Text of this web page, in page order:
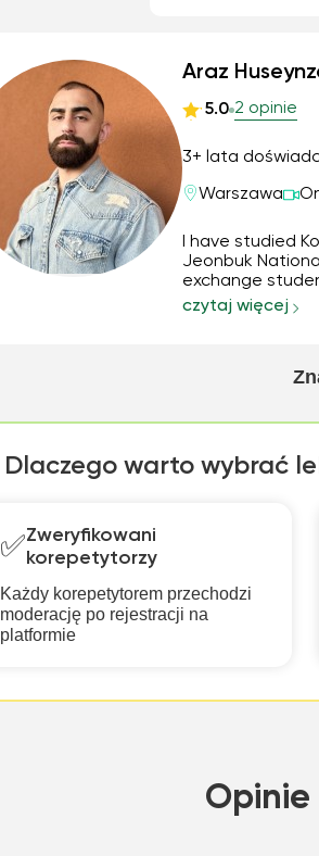
Araz
5.0 2 opinie
3+ lata
Warszawa
I have studied
Jeonbuk
exchange
translating and
czytaj więcej
Dlaczego warto wybrać
✅Zweryfikowani
korepetytorzy
Każdy korepetytorem przechodzi
moderację po rejestracji na
platformie